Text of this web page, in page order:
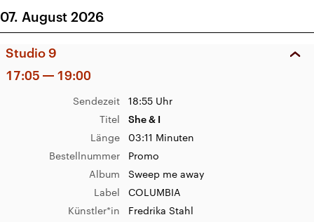
Mo Di
27 2
19 20
2 3
07. August 2026
Studio 9
17:05
19:00
Sendezeit
18:55 Uhr
Titel
She & I
Länge
03:11 Minuten
Bestellnummer
Promo
Album
Sweep me away
Label
COLUMBIA
Künstler*in
Fredrika Stahl